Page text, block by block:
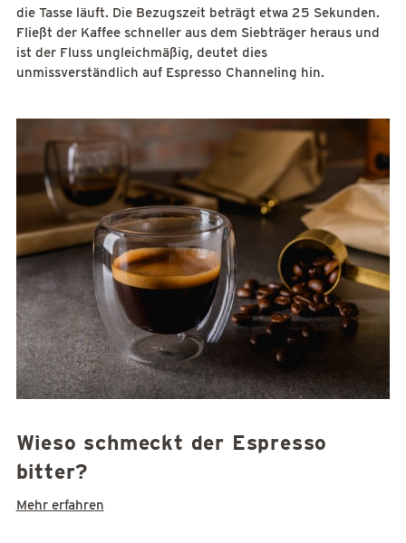
die Tasse läuft. Die Bezugszeit beträgt etwa 25 Sekunden.
Fließt der Kaffee schneller aus dem Siebträger heraus und
ist der Fluss ungleichmäßig, deutet dies
unmissverständlich auf Espresso Channeling hin.
Wieso schmeckt der Espresso
bitter?
Mehr erfahren